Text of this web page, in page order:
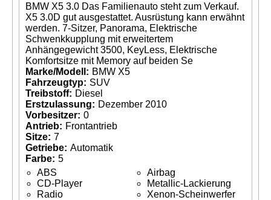
BMW X5 3.0 Das Familienauto steht zum Verkauf.
X5 3.0D gut ausgestattet. Ausrüstung kann erwähnt
werden. 7-Sitzer, Panorama, Elektrische
Schwenkkupplung mit erweitertem
Anhängegewicht 3500, KeyLess, Elektrische
Komfortsitze mit Memory auf beiden Se
Marke/Modell: BMW X5
Fahrzeugtyp: SUV
Treibstoff: Diesel
Erstzulassung: Dezember 2010
Vorbesitzer: 0
Antrieb: Frontantrieb
Sitze: 7
Getriebe: Automatik
Farbe: 5
ABS
Airbag
CD-Player
Metallic-Lackierung
Radio
Xenon-Scheinwerfer